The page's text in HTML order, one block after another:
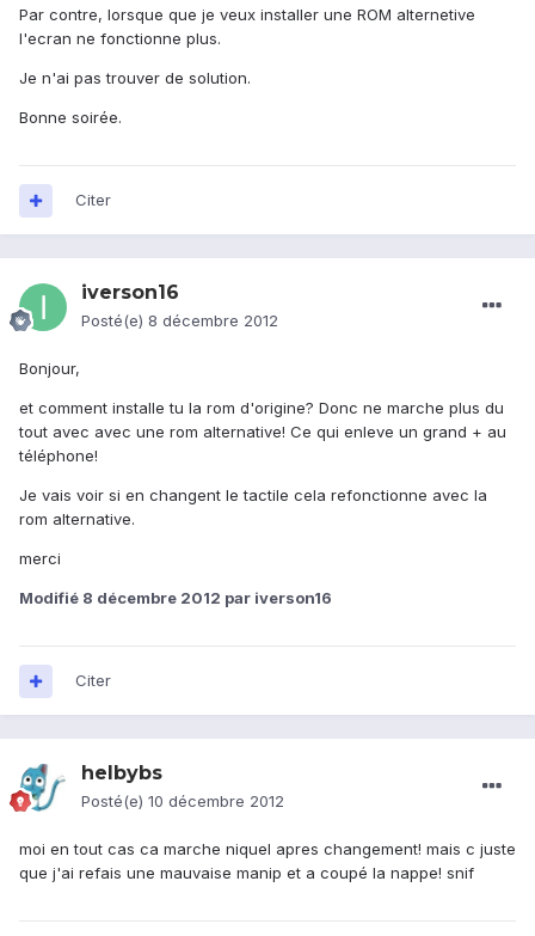
Par contre, lorsque que je veux installer une ROM alternetive
l'ecran ne fonctionne plus.
Je n'ai pas trouver de solution.
Bonne soirée.
Citer
iverson16
Posté(e) 8 décembre 2012
Bonjour,
et comment installe tu la rom d'origine? Donc ne marche plus du
tout avec avec une rom alternative! Ce qui enleve un grand + au
téléphone!
Je vais voir si en changent le tactile cela refonctionne avec la
rom alternative.
merci
Modifié 8 décembre 2012 par iverson16
Citer
helbybs
Posté(e) 10 décembre 2012
moi en tout cas ca marche niquel apres changement! mais c juste
que j'ai refais une mauvaise manip et a coupé la nappe! snif